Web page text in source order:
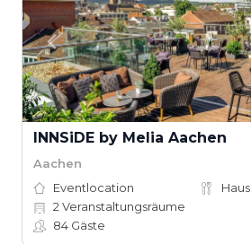
INNSiDE by Melia Aachen
Aachen
Eventlocation
2 Veranstaltungsräume
84 Gäste